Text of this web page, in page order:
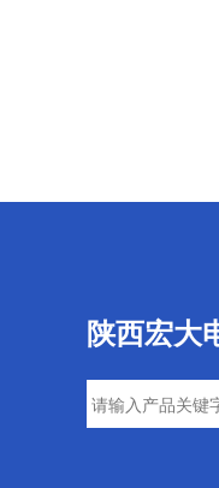
陕西宏大